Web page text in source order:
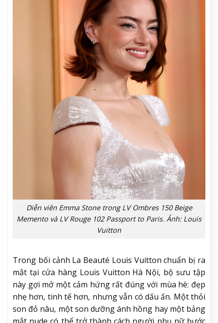
Diễn viên Emma Stone trong LV Ombres 150 Beige
Memento và LV Rouge 102 Passport to Paris. Ảnh: Louis
Vuitton
Trong bối cảnh La Beauté Louis Vuitton chuẩn bị ra
mắt tại cửa hàng Louis Vuitton Hà Nội, bộ sưu tập
này gợi mở một cảm hứng rất đúng với mùa hè: đẹp
nhẹ hơn, tinh tế hơn, nhưng vẫn có dấu ấn. Một thỏi
son đỏ nâu, một son dưỡng ánh hồng hay một bảng